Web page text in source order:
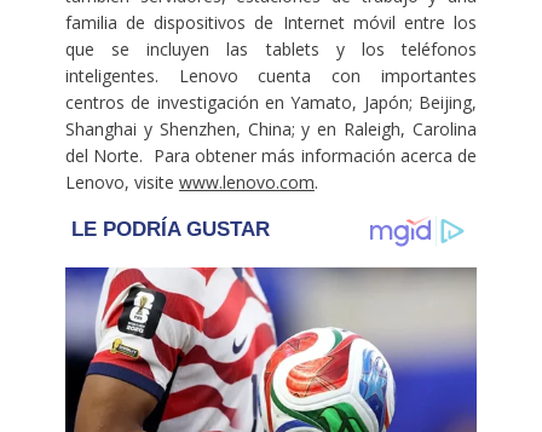
familia de dispositivos de Internet móvil entre los
que se incluyen las tablets y los teléfonos
inteligentes. Lenovo cuenta con importantes
centros de investigación en Yamato, Japón; Beijing,
Shanghai y Shenzhen, China; y en Raleigh, Carolina
del Norte. Para obtener más información acerca de
Lenovo, visite www.lenovo.com.